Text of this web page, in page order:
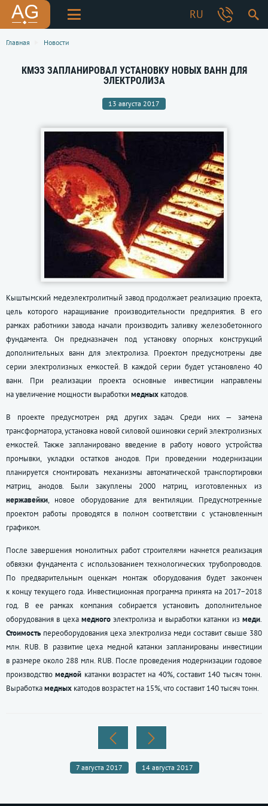
RU
Главная Новости
КМЭЗ ЗАПЛАНИРОВАЛ УСТАНОВКУ НОВЫХ ВАНН ДЛЯ
ЭЛЕКТРОЛИЗА
13 августа 2017
Кыштымский медеэлектролитный завод продолжает реализацию проекта,
цель которого наращивание производительности предприятия. В его
рамках работники завода начали производить заливку железобетонного
фундамента. Он предназначен под установку опорных конструкций
дополнительных ванн для электролиза. Проектом предусмотрены две
серии электролизных емкостей. В каждой серии будет установлено 40
ванн. При реализации проекта основные инвестиции направлены
на увеличение мощности выработки медных катодов.
В проекте предусмотрен ряд других задач. Среди них — замена
трансформатора, установка новой силовой ошиновки серий электролизных
емкостей. Также запланировано введение в работу нового устройства
промывки, укладки остатков анодов. При проведении модернизации
планируется смонтировать механизмы автоматической транспортировки
матриц, анодов. Были закуплены 2000 матриц, изготовленных из
нержавейки, новое оборудование для вентиляции. Предусмотренные
проектом работы проводятся в полном соответствии с установленным
графиком.
После завершения монолитных работ строителями начнется реализация
обвязки фундамента с использованием технологических трубопроводов.
По предварительным оценкам монтаж оборудования будет закончен
к концу текущего года. Инвестиционная программа принята на 2017−2018
год. В ее рамках компания собирается установить дополнительное
оборудования в цеха медного электролиза и выработки катанки из меди.
Стоимость переоборудования цеха электролиза меди составит свыше 380
млн. RUB. В развитие цеха медной катанки запланированы инвестиции
в размере около 288 млн. RUB. После проведения модернизации годовое
производствомедной катанки возрастет на 40%, составит 140 тысяч тонн.
Выработкамедных катодов возрастет на 15%, что составит 140 тысяч тонн.
7 августа 2017 14 августа 2017